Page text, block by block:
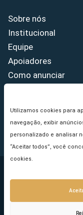
Utilizamos cookies para
navegação, exibir
personalizado e analisar
“Aceitar todos”, você
cookies.
Sobre nós
Institucional
Equipe
Apoiadores
Como anunciar
Princípios Editoriais
Copyright ©